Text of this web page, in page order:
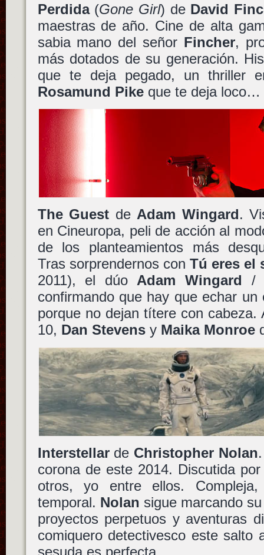
Perdida(Gone Girl) de David
maestras de año. Cine de alta
sabia mano del señor Fincher,
más dotados de su generación.
que te deja pegado, un thriller
Rosamund Pikeque te deja loco…
The Guest deAdam Wingard.
en Cineuropa, peli de acción al
de los planteamientos más
Tras sorprendernos con Tú eres el
2011), el dúoAdam Wingard
confirmando que hay que echar
porque no dejan títere con cabeza.
10, Dan Stevensy Maika Monroe
Interstellarde Christopher Nolan
corona de este 2014. Discutida
otros, yo entre ellos.
temporal. Nolan sigue marcando
proyectos perpetuos y aventuras
comiquero detectivesco este salto